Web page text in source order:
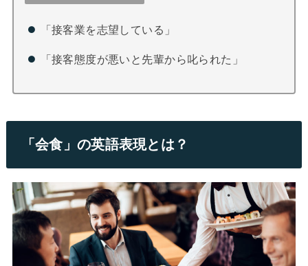
「接客業を志望している」
「接客態度が悪いと先輩から叱られた」
「会食」の英語表現とは？